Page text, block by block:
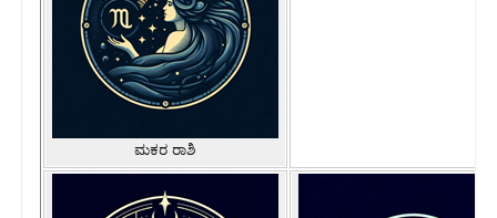
ಮಕರ ರಾಶಿ